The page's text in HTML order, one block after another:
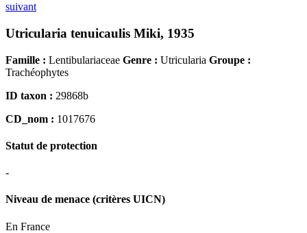
suivant
Utricularia tenuicaulis Miki, 1935
Famille : Lentibulariaceae Genre : Utricularia Groupe :
Trachéophytes
ID taxon : 29868b
CD_nom : 1017676
Statut de protection
-
Niveau de menace (critères UICN)
En France